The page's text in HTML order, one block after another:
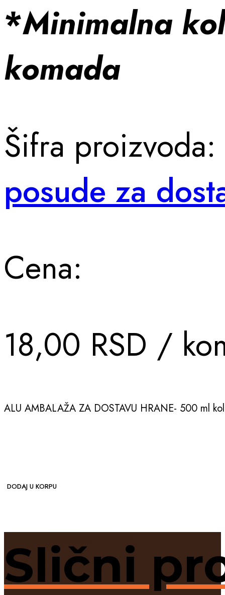
*Minimalna
komada
Šifra proizvoda:
posude za
Cena:
18,00 RSD /
ALU AMBALAŽA ZA DOSTAVU HRANE- 500 ml
DODAJ U KORPU
Slični